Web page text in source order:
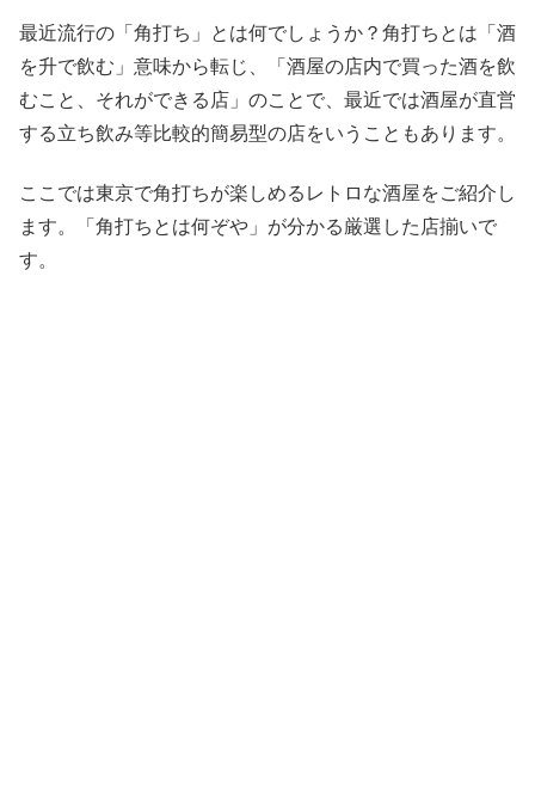
最近流行の「角打ち」とは何でしょうか？角打ちとは「酒
を升で飲む」意味から転じ、「酒屋の店内で買った酒を飲
むこと、それができる店」のことで、最近では酒屋が直営
する立ち飲み等比較的簡易型の店をいうこともあります。
ここでは東京で角打ちが楽しめるレトロな酒屋をご紹介し
ます。「角打ちとは何ぞや」が分かる厳選した店揃いで
す。